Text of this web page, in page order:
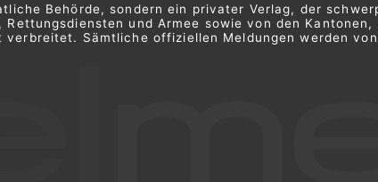
Behörde, sondern ein privater Verlag, der
Rettungsdiensten und Armee sowie von den
verbreitet. Sämtliche offiziellen Meldungen werden